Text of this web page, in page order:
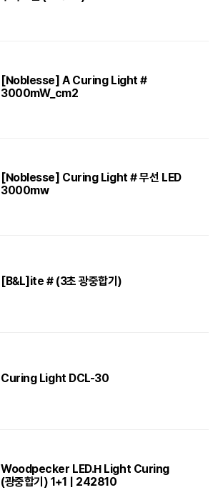
[Noblesse] A Curing Light #
3000mW_cm2
[Noblesse] Curing Light # 무선 LED
3000mw
[B&L]ite # (3초 광중합기)
Curing Light DCL-30
Woodpecker LED.H Light Curing
(광중합기) 1+1 | 242810